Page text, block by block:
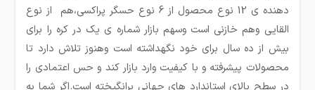
دهنده ی 12 نوع محصول از 6 نوع حسگر پراکسی،هم از نوع
القایی وهم خازنی است وسهم بازار شماره ی یک در کره را برای
بیش از ده سال برای خود نگهداشته است وهنوز تلاش دارد تا
محصولات پیشرفته و با کیفیت وارد بازار کند و حس اعتمادی را
در سطح بالای استاندارد های جهانی برانگیخته است.اگر شما به